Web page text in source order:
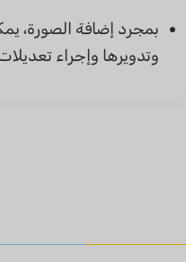
بمجرد إضافة الصورة،
وتدويرها وإجراء